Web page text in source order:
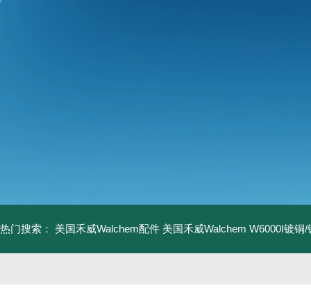
热门搜索： 美国禾威Walchem配件 美国禾威Walchem W6000I镀铜